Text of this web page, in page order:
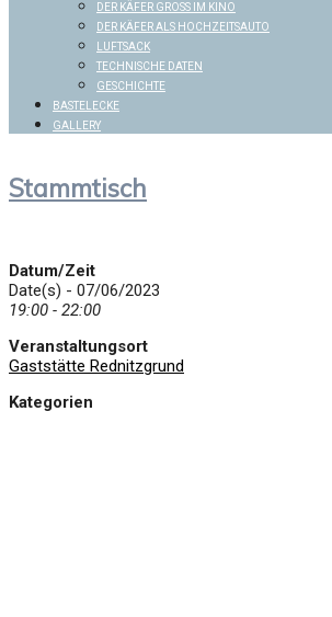
DER KÄFER GROSS IM KINO
DER KÄFER ALS HOCHZEITSAUTO
LUFTSACK
TECHNISCHE DATEN
GESCHICHTE
BASTELECKE
GALLERY
Stammtisch
Datum/Zeit
Date(s) - 07/06/2023
19:00 - 22:00
Veranstaltungsort
Gaststätte Rednitzgrund
Kategorien